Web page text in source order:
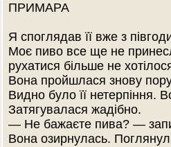
ПРИМАРА
Я споглядав її вже з
Моє пиво все ще не
рухатися більше не
Вона пройшлася знову
Видно було її нетерпіння.
Затягувалася жадібно.
— Не бажаєте пива? —
Вона озирнулась.